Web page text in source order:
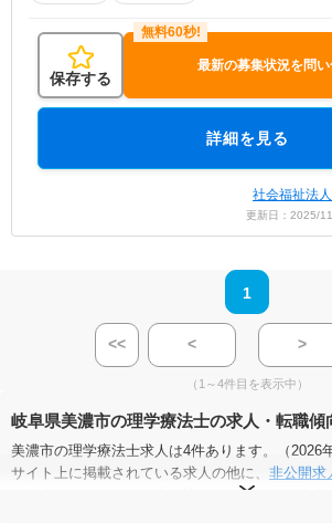
保存する
最新の募集状況を問
詳細を見る
社会福祉法
更新日：2025/
1
<< < >
（1～4件目を表示中）
岐阜県美濃市の理学療法士の求人・転職傾
美濃市の理学療法士求人は4件あります。（2026
サイト上に掲載されている求人の他に、 非公開求
にお申し込みいただくと、全求